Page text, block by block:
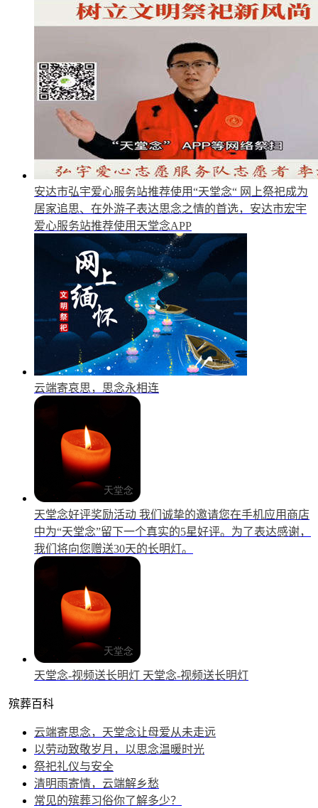
安达市弘宇爱心服务站推荐使用“天堂念“ 网上祭祀成为
居家追思、在外游子表达思念之情的首选，安达市宏宇
爱心服务站推荐使用天堂念APP
云端寄哀思，思念永相连
天堂念好评奖励活动 我们诚挚的邀请您在手机应用商店
中为“天堂念”留下一个真实的5星好评。为了表达感谢，
我们将向您赠送30天的长明灯。
天堂念-视频送长明灯 天堂念-视频送长明灯
殡葬百科
云端寄思念，天堂念让母爱从未走远
以劳动致敬岁月，以思念温暖时光
祭祀礼仪与安全
清明雨寄情，云端解乡愁
常见的殡葬习俗你了解多少？